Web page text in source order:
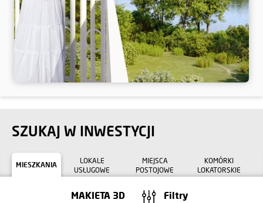
SZUKAJ W INWESTYCJI
MIESZKANIA
LOKALE
USŁUGOWE
MIEJSCA
POSTOJOWE
KOMÓRKI
LOKATORSKIE
MAKIETA 3D Filtry